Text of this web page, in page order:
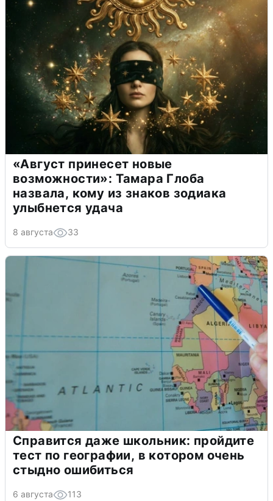
«Август принесет новые
возможности»: Тамара Глоба
назвала, кому из знаков зодиака
улыбнется удача
8 августа 33
Справится даже школьник: пройдите
тест по географии, в котором очень
стыдно ошибиться
6 августа 113